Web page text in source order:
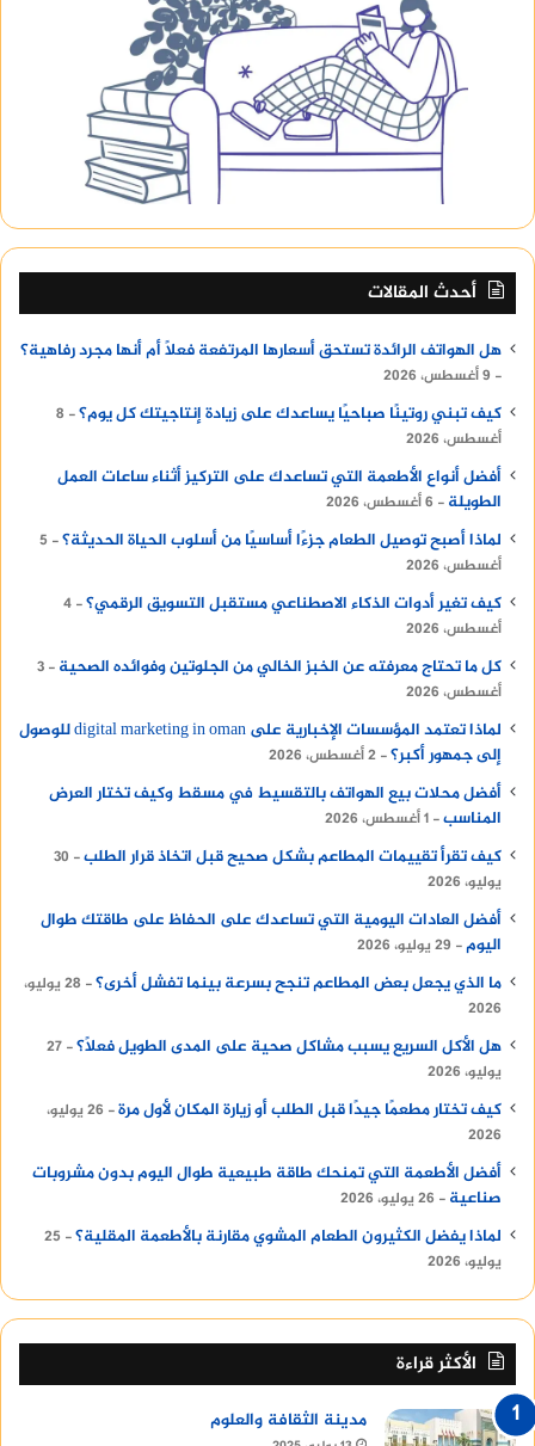
أحدث المقالات
هل الهواتف الرائدة تستحق أسعارها المرتفعة فعلًا أم أنها مجرد رفاهية؟
9 أغسطس، 2026
كيف تبني روتينًا صباحيًا يساعدك على زيادة إنتاجيتك كل يوم؟
8
أغسطس، 2026
أفضل أنواع الأطعمة التي تساعدك على التركيز أثناء ساعات العمل
الطويلة
6 أغسطس، 2026
لماذا أصبح توصيل الطعام جزءًا أساسيًا من أسلوب الحياة الحديثة؟
5
أغسطس، 2026
كيف تغير أدوات الذكاء الاصطناعي مستقبل التسويق الرقمي؟ 4
أغسطس، 2026
كل ما تحتاج معرفته عن الخبز الخالي من الجلوتين وفوائده الصحية
3
أغسطس، 2026
لماذا تعتمد المؤسسات الإخبارية على digital marketing in oman للوصول
إلى جمهور أكبر؟ 2 أغسطس، 2026
أفضل محلات بيع الهواتف بالتقسيط في مسقط وكيف تختار العرض
المناسب 1 أغسطس، 2026
كيف تقرأ تقييمات المطاعم بشكل صحيح قبل اتخاذ قرار الطلب
30
يوليو، 2026
أفضل العادات اليومية التي تساعدك على الحفاظ على طاقتك طوال
اليوم
29 يوليو، 2026
ما الذي يجعل بعض المطاعم تنجح بسرعة بينما تفشل أخرى؟
28 يوليو،
2026
هل الأكل السريع يسبب مشاكل صحية على المدى الطويل فعلًا؟ 27
يوليو، 2026
كيف تختار مطعمًا جيدًا قبل الطلب أو زيارة المكان لأول مرة
26 يوليو،
2026
أفضل الأطعمة التي تمنحك طاقة طبيعية طوال اليوم بدون مشروبات
صناعية
26 يوليو، 2026
لماذا يفضل الكثيرون الطعام المشوي مقارنة بالأطعمة المقلية؟
25
يوليو، 2026
الأكثر قراءة
مدينة الثقافة والعلوم